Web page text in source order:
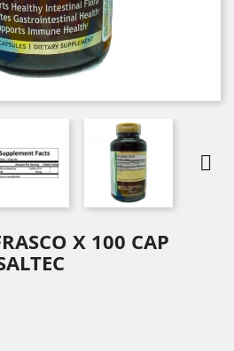

X 100 CAP